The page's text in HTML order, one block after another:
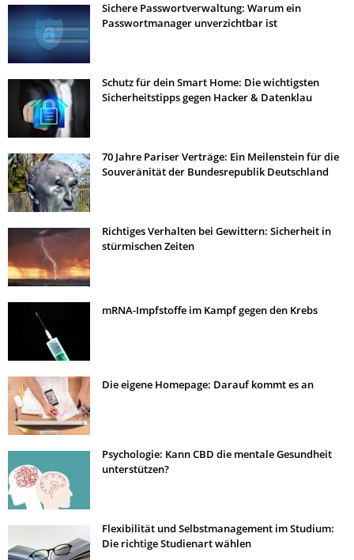
Sichere Passwortverwaltung: Warum ein
Passwortmanager unverzichtbar ist
Schutz für dein Smart Home: Die wichtigsten
Sicherheitstipps gegen Hacker & Datenklau
70 Jahre Pariser Verträge: Ein Meilenstein für die
Souveränität der Bundesrepublik Deutschland
Richtiges Verhalten bei Gewittern: Sicherheit in
stürmischen Zeiten
mRNA-Impfstoffe im Kampf gegen den Krebs
Die eigene Homepage: Darauf kommt es an
Psychologie: Kann CBD die mentale Gesundheit
unterstützen?
Flexibilität und Selbstmanagement im Studium:
Die richtige Studienart wählen